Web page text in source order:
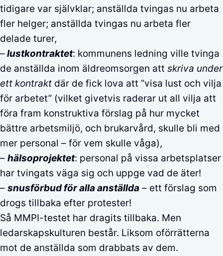
tidigare var självklar; anställda tvingas nu arbeta
fler helger; anställda tvingas nu arbeta fler
delade turer,
–lustkontraktet: kommunens ledning ville tvinga
de anställda inom äldreomsorgen att skriva under
ett kontrakt där de fick lova att ”visa lust och vilja
för arbetet” (vilket givetvis raderar ut all vilja att
föra fram konstruktiva förslag på hur mycket
bättre arbetsmiljö, och brukarvård, skulle bli med
mer personal – för vem skulle våga),
– hälsoprojektet: personal på vissa arbetsplatser
har tvingats väga sig och uppge vad de äter!
– snusförbud för alla anställda – ett förslag som
drogs tillbaka efter protester!
Så MMPI-testet har dragits tillbaka. Men
ledarskapskulturen består. Liksom oförrätterna
mot de anställda som drabbats av dem.